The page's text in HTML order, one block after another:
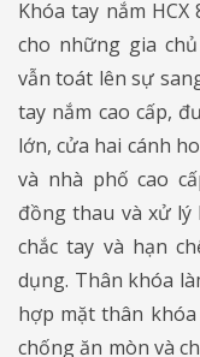
Khóa tay nắm
cho những gia
vẫn toát lên sự
tay nắm cao cấp,
lớn, cửa hai cánh
và nhà phố cao
đồng thau và xử lý
chắc tay và hạn
dụng. Thân khóa
hợp mặt thân
chống ăn mòn và